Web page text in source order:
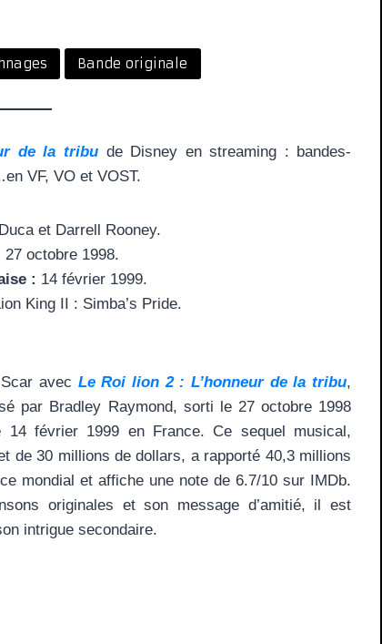
Bande originale
de la tribude Disney en streaming : bandes-
VF, VO et VOST.
et Darrell Rooney.
27 octobre 1998.
: 14 février 1999.
King II : Simba’s Pride.
avec Le Roi lion 2 : L’honneur de la tribu,
par Bradley Raymond, sorti le 27 octobre 1998
février 1999 en France. Ce sequel musical,
de 30 millions de dollars, a rapporté 40,3 millions
mondial et affiche une note de 6.7/10 sur IMDb.
originales et son message d’amitié, il est
intrigue secondaire.